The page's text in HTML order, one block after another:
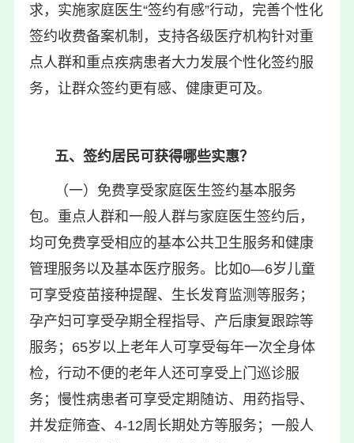
求，实施家庭医生“签约有感”行动，完善个性化
签约收费备案机制，支持各级医疗机构针对重
点人群和重点疾病患者大力发展个性化签约服
务，让群众签约更有感、健康更可及。
五、签约居民可获得哪些实惠？
（一）免费享受家庭医生签约基本服务
包。重点人群和一般人群与家庭医生签约后，
均可免费享受相应的基本公共卫生服务和健康
管理服务以及基本医疗服务。比如0—6岁儿童
可享受疫苗接种提醒、生长发育监测等服务；
孕产妇可享受孕期全程指导、产后康复跟踪等
服务；65岁以上老年人可享受每年一次全身体
检，行动不便的老年人还可享受上门巡诊服
务；慢性病患者可享受定期随访、用药指导、
并发症筛查、4-12周长期处方等服务；一般人